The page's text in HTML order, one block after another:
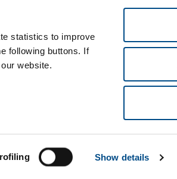
statistics to improve
following buttons. If
website.
Show details
Training
Disclaimer